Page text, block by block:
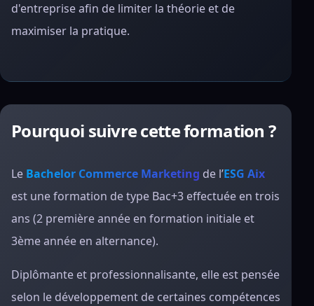
d'entreprise afin de limiter la théorie et de
maximiser la pratique.
Pourquoi suivre cette formation ?
Le Bachelor Commerce Marketing de l’ESG Aix
est une formation de type Bac+3 effectuée en trois
ans (2 première année en formation initiale et
3ème année en alternance).
Diplômante et professionnalisante, elle est pensée
selon le développement de certaines compétences